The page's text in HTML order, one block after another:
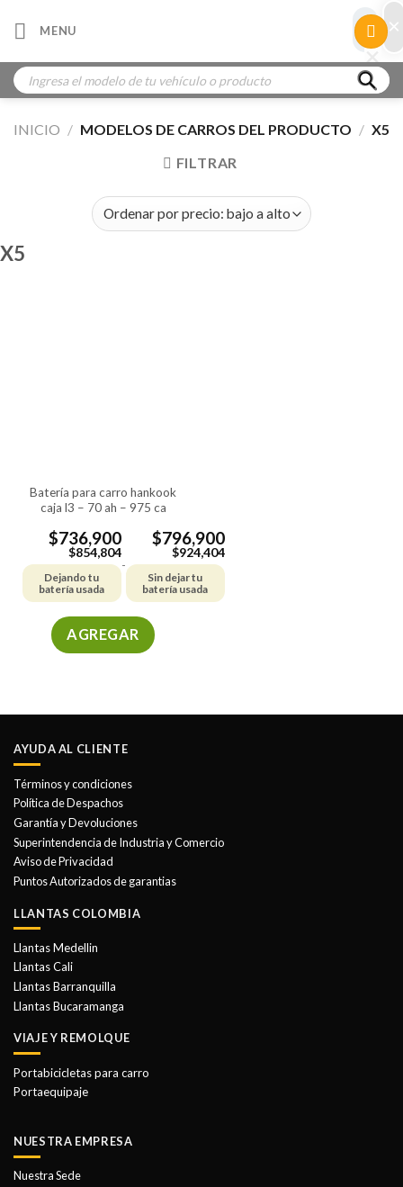
MENU
Búsqueda
de
productos
INICIO / MODELOS DE CARROS DEL PRODUCTO / X5
FILTRAR
X5
batería para carro hankook
caja l3 – 70 ah – 975 ca
$736,900
$854,804
Dejando tu
batería usada
-
$796,900
$924,404
Sin dejar tu
batería usada
AGREGAR
múltiples
Las
elegir
en
la
página
de
AYUDA AL CLIENTE
Términos y condiciones
Política de Despachos
Garantía y Devoluciones
Superintendencia de Industria y Comercio
Aviso de Privacidad
Puntos Autorizados de garantias
LLANTAS COLOMBIA
Llantas Medellin
Llantas Cali
Llantas Barranquilla
Llantas Bucaramanga
VIAJE Y REMOLQUE
Portabicicletas para carro
Portaequipaje
NUESTRA EMPRESA
Nuestra Sede
×
×
×
×